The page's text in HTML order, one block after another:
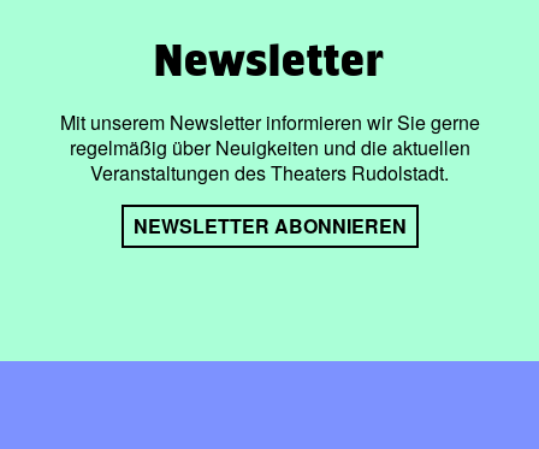
Newsletter
Mit unserem Newsletter informieren wir Sie gerne
regelmäßig über Neuigkeiten und die aktuellen
Veranstaltungen des Theaters Rudolstadt.
NEWSLETTER ABONNIEREN